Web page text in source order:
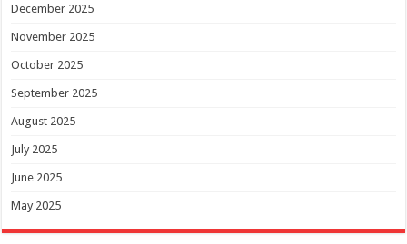
December 2025
November 2025
October 2025
September 2025
August 2025
July 2025
June 2025
May 2025